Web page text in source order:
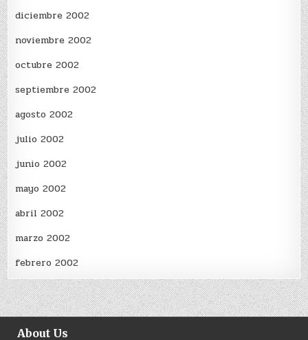
diciembre 2002
noviembre 2002
octubre 2002
septiembre 2002
agosto 2002
julio 2002
junio 2002
mayo 2002
abril 2002
marzo 2002
febrero 2002
About Us